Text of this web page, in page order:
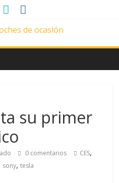
su primer
0 comentarios CES,
sony,tesla